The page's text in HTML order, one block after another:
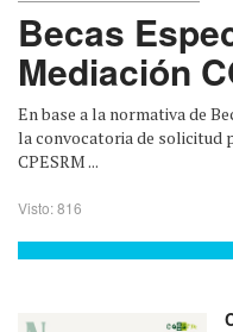
Becas
Mediación
En base a la normativa de
la convocatoria de solicitud
CPESRM ...
Visto: 816